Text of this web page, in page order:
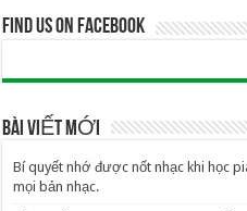
Find us on Facebook
BÀI VIẾT MỚI
Bí quyết nhớ được nốt nhạc khi học
mọi bản nhạc.